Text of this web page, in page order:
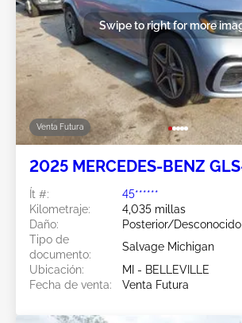
Venta Futura
Swipe to right for more
2025 MERCEDES-BENZ
Ít #:
45******
Kilometraje:
4,035 millas
Daño:
Posterior/Desconocido
Tipo de
documento:
Salvage Michigan
Ubicación:
MI - BELLEVILLE
Fecha de venta:
Venta Futura